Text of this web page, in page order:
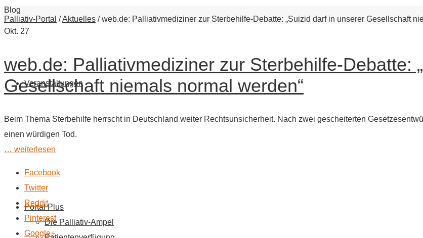
Veranstaltungen
Portal Plus
Die Palliativ-Ampel
Blog
Palliativ-Portal /Aktuelles /web.de: Palliativmediziner zur Sterbehilfe-Debatte: „Suizid darf in unserer Gesellschaft
Okt. 27
web.de: Palliativmediziner zur Sterbehilfe-Debatte:
Gesellschaft niemals normal werden“
Beim Thema Sterbehilfe herrscht in Deutschland weiter Rechtsunsicherheit. Nach zwei gescheiterten
einen würdigen Tod.
… weiterlesen
Facebook
Twitter
Reddit
Pinterest
Google+